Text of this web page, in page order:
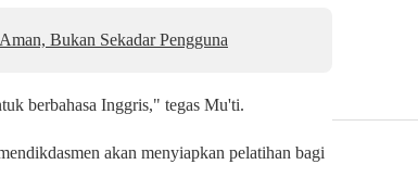
Bukan Sekadar Pengguna
berbahasa Inggris," tegas Mu'ti.
akan menyiapkan pelatihan bagi